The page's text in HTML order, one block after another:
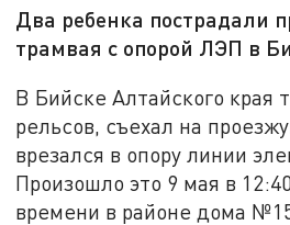
Два ребенка пострадали
трамвая с опорой ЛЭП в
В Бийске Алтайского края
рельсов, съехал на
врезался в опору линии
Произошло это 9 мая в
времени в районе дома